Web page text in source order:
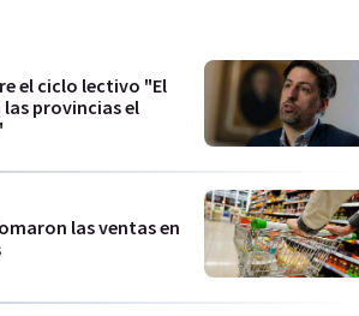
el ciclo lectivo "El
provincias el
las ventas en